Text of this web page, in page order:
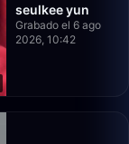
seulkee yun
Grabado el 6 ago
2026, 10:42